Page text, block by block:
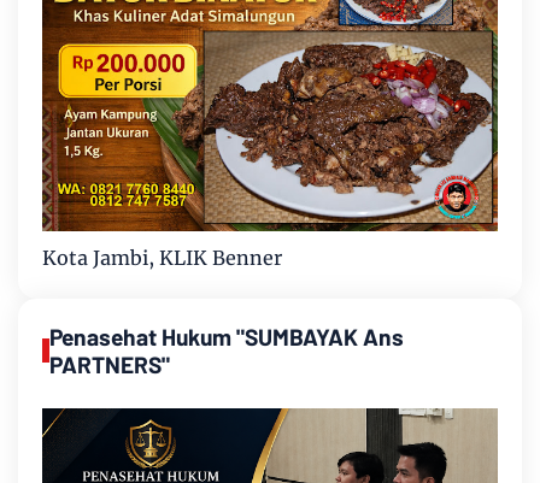
Kota Jambi, KLIK Benner
Penasehat Hukum "SUMBAYAK Ans
PARTNERS"